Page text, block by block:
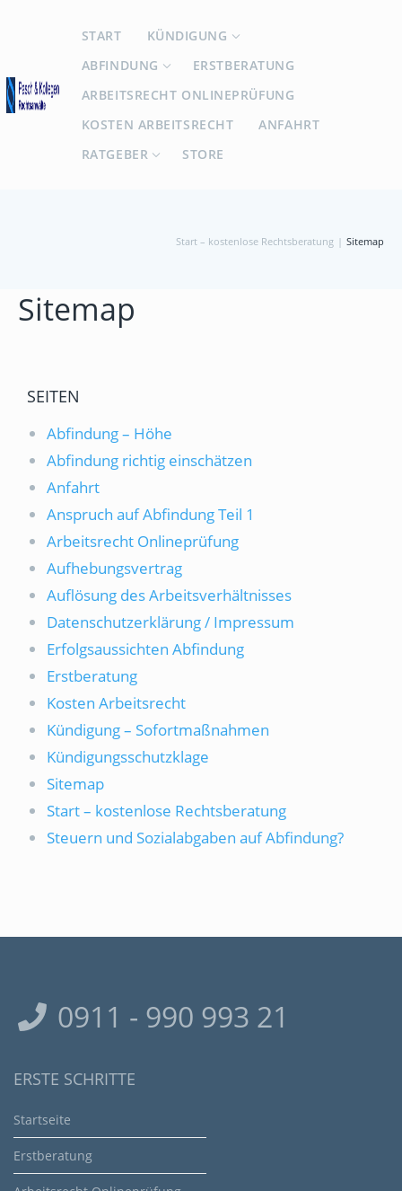
START
KÜNDIGUNG
ABFINDUNG
ERSTBERATUNG
ARBEITSRECHT ONLINEPRÜFUNG
KOSTEN ARBEITSRECHT
ANFAHRT
RATGEBER
STORE
Start – kostenlose Rechtsberatung | Sitemap
Sitemap
SEITEN
Abfindung – Höhe
Abfindung richtig einschätzen
Anfahrt
Anspruch auf Abfindung Teil 1
Arbeitsrecht Onlineprüfung
Aufhebungsvertrag
Auflösung des Arbeitsverhältnisses
Datenschutzerklärung / Impressum
Erfolgsaussichten Abfindung
Erstberatung
Kosten Arbeitsrecht
Kündigung – Sofortmaßnahmen
Kündigungsschutzklage
Sitemap
Start – kostenlose Rechtsberatung
Steuern und Sozialabgaben auf Abfindung?
0911 - 990 993 21
ERSTE SCHRITTE
Startseite
Erstberatung